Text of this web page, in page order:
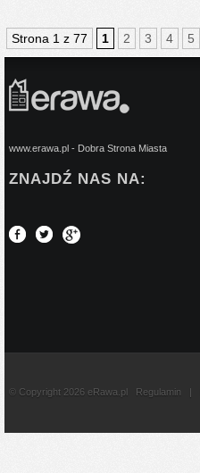
Strona 1 z 77 1 2 3 4 5
www.erawa.pl - Dobra Strona Miasta
ZNAJDŹ NAS NA:
© Copyright 2026 eRawa.pl Regulamin |